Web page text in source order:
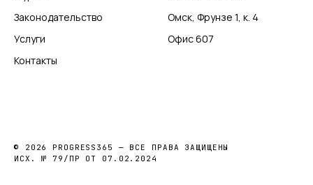
Законодательство
Услуги
Контакты
Омск, Фрунзе 1, к. 4
Офис 607
© 2026 PROGRESS365 — ВСЕ ПРАВА ЗАЩИЩЕНЫ
ИСХ. № 79/ПР ОТ 07.02.2024